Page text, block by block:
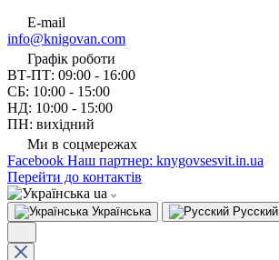
E-mail
info@knigovan.com
Графік роботи
ВТ-ПТ: 09:00 - 16:00
СБ: 10:00 - 15:00
НД: 10:00 - 15:00
ПН: вихідний
Ми в соцмережах
Facebook Наш партнер: knygovsesvit.in.ua
Перейти до контактів
ua
Українська Русский